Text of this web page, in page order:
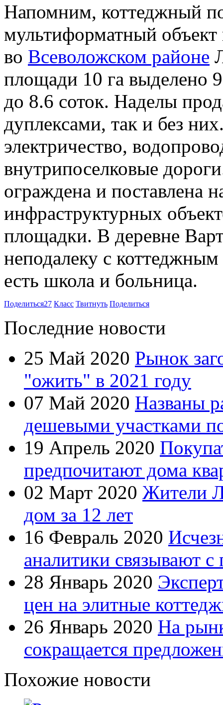
Напомним, коттеджный
мультиформатный
во Всеволожском районе
площади 10 га выделено
до 8.6 соток. Наделы
дуплексами, так и без
электричество,
внутрипоселковые
ограждена и поставлена
инфраструктурных
площадки. В деревне
неподалеку с
есть школа и больница.
Поделиться27 Класс Твитнуть Поделиться
Последние новости
25 Май 2020 Рынок
"ожить" в 2021 году
07 Май 2020 Названы
дешевыми участками
19 Апрель 2020
предпочитают дома
02 Март 2020 Жители
дом за 12 лет
16 Февраль 2020
аналитики связывают с
28 Январь 2020
цен на элитные
26 Январь 2020 На
сокращается
Похожие новости